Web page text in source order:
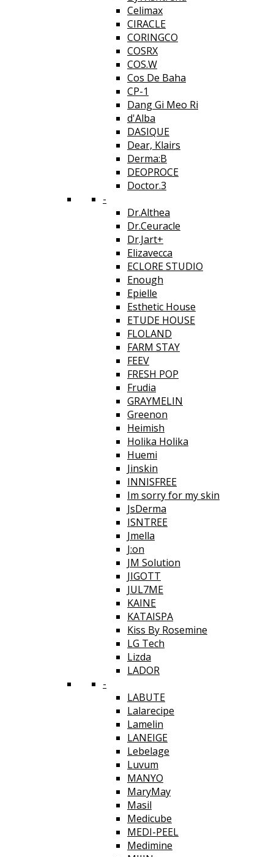
Celimax
CIRACLE
CORINGCO
COSRX
COS.W
Cos De Baha
CP-1
Dang Gi Meo Ri
d'Alba
DASIQUE
Dear, Klairs
Derma:B
DEOPROCE
Doctor.3
-
Dr.Althea
Dr.Ceuracle
Dr.Jart+
Elizavecca
ECLORE STUDIO
Enough
Epielle
Esthetic House
ETUDE HOUSE
FLOLAND
FARM STAY
FEEV
FRESH POP
Frudia
GRAYMELIN
Greenon
Heimish
Holika Holika
Huemi
Jinskin
INNISFREE
Im sorry for my skin
JsDerma
ISNTREE
Jmella
J:on
JM Solution
JIGOTT
JUL7ME
KAINE
KATAISPA
Kiss By Rosemine
LG Tech
Lizda
LADOR
-
LABUTE
Lalarecipe
Lamelin
LANEIGE
Lebelage
Luvum
MANYO
MaryMay
Masil
Medicube
MEDI-PEEL
Medimine